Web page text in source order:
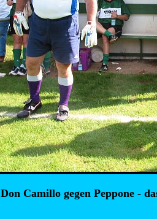
Don Camillo gegen Peppone -